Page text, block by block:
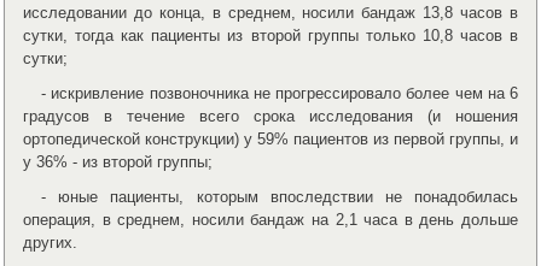
исследовании до конца, в среднем, носили бандаж 13,8 часов в
сутки, тогда как пациенты из второй группы только 10,8 часов в
сутки;
- искривление позвоночника не прогрессировало более чем на 6
градусов в течение всего срока исследования (и ношения
ортопедической конструкции) у 59% пациентов из первой группы, и
у 36% - из второй группы;
- юные пациенты, которым впоследствии не понадобилась
операция, в среднем, носили бандаж на 2,1 часа в день дольше
других.